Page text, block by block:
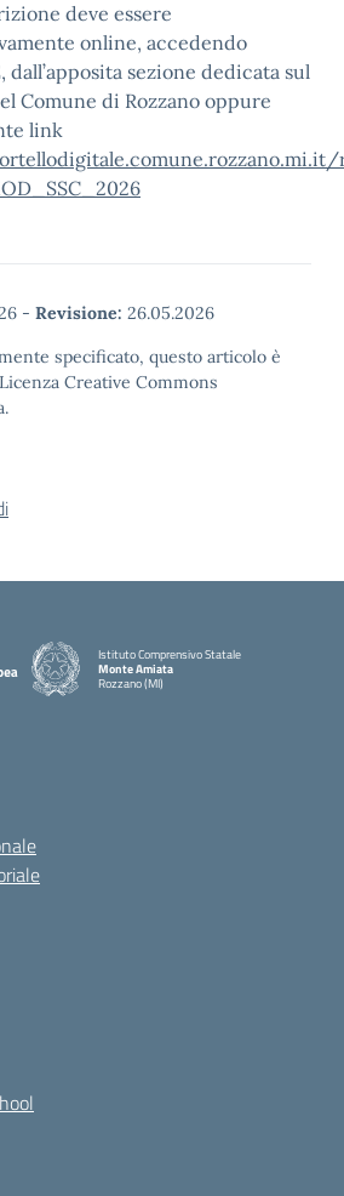
deve essere
online, accedendo
dall’apposita sezione dedicata sul
Comune di Rozzano oppure
link
- Revisione: 26.05.2026
specificato, questo articolo è
Creative Commons
Istituto Comprensivo Statale
Monte Amiata
Rozzano (MI)